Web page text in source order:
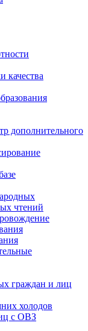
качества
дополнительного
чтений
граждан и лиц
холодов
с ОВЗ